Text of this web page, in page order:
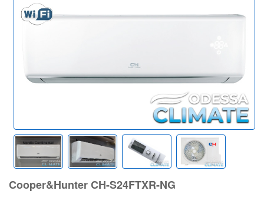
Cooper&Hunter CH-S24FTXR-NG